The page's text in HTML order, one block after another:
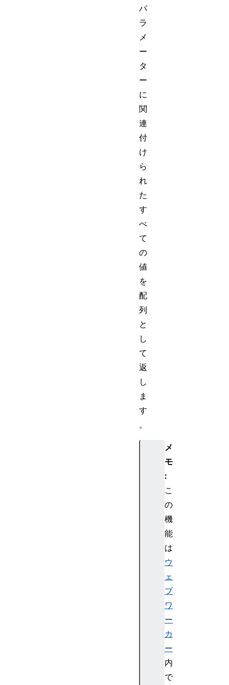
パ
ラ
メ
ー
タ
ー
に
関
連
付
け
ら
れ
た
す
べ
て
の
値
を
配
列
と
し
て
返
し
ま
す
。
メ
モ
:
こ
の
機
能
は
ウ
ェ
ブ
ワ
ー
カ
ー
内
で